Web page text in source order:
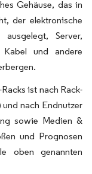
Gehäuse, das in
der elektronische
Server,
Kabel und andere
ist nach Rack-
und nach Endnutzer
sowie Medien &
und Prognosen
oben genannten